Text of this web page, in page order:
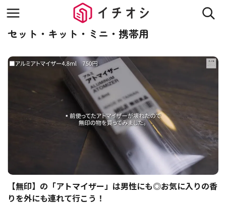
セット・キット・ミニ・携帯用
【無印】の「アトマイザー」は男性にも◎お気に入りの香
りを外にも連れて行こう！